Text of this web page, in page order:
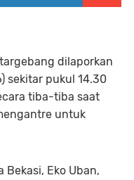
dilaporkan
sekitar pukul 14.30
tiba-tiba saat
untuk
Bekasi, Eko Uban,